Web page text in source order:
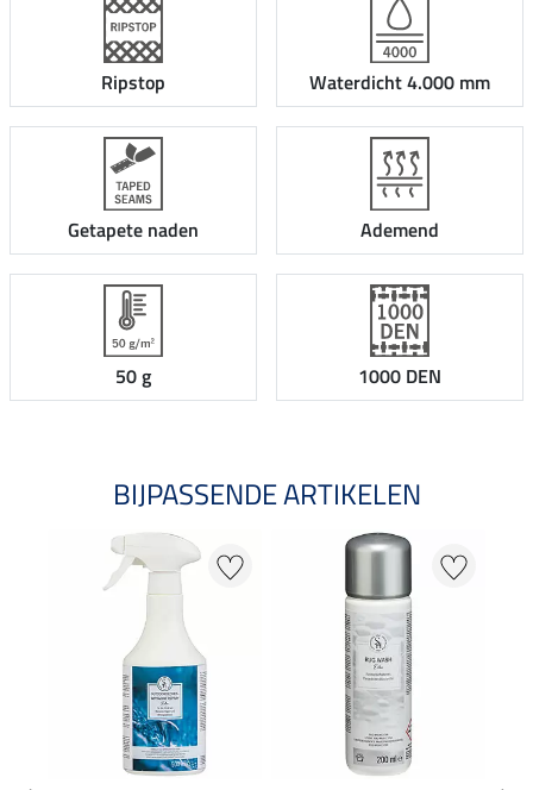
Ripstop Waterdicht 4.000 mm
Getapete naden Ademend
50 g 1000 DEN
BIJPASSENDE ARTIKELEN